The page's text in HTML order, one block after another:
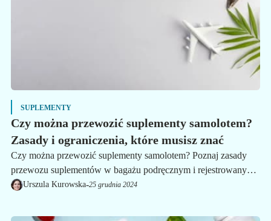
SUPLEMENTY
Czy można przewozić suplementy samolotem?
Zasady i ograniczenia, które musisz znać
Czy można przewozić suplementy samolotem? Poznaj zasady
przewozu suplementów w bagażu podręcznym i rejestrowanym,
ograniczenia oraz wymagania. Sprawdź, jak uniknąć problemów
Urszula Kurowska-25 grudnia 2024